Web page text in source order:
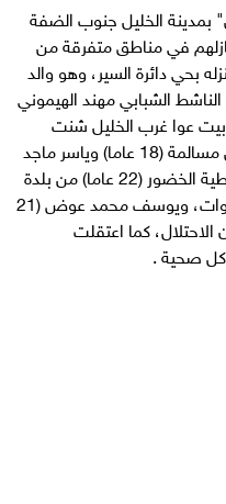
الخليل جنوب الضفة
في مناطق متفرقة من
اعتقلت شفيق القواسمة (65 عاما) من منزله بحي دائرة السير، وهو والد
الشبابي مهند الهيموني
بيت عوا غرب الخليل شنت
قوات الاحتلال حملة مداهمة وتفتيش لعدة منازل اعتقلت خلالها الشباب ضياء اسماعيل مسالمة (18 عاما) وياسر ماجد
محمد مسالمة (17 عاما) وبهاء عبد القادر مسالمة (17 عاما). كما اعتقلت الشاب حسن عطية الخضور (22 عاما) من بلدة
بني نعيم، ومحمد محمود عوض (22 عاما) وهو أسير محرر سبق له أن اعتقل لمدة 3 سنوات، ويوسف محمد عوض (21
بعد أن أمضى 3 سنوات في سجون الاحتلال، كما اعتقلت